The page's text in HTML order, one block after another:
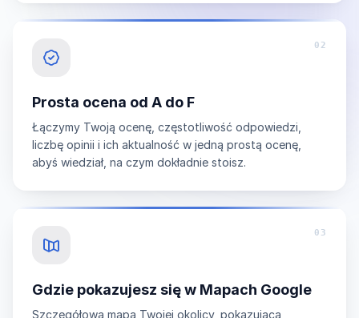
02
Prosta ocena od A do F
Łączymy Twoją ocenę, częstotliwość odpowiedzi,
liczbę opinii i ich aktualność w jedną prostą ocenę,
abyś wiedział, na czym dokładnie stoisz.
03
Gdzie pokazujesz się w Mapach Google
Szczegółowa mapa Twojej okolicy, pokazująca